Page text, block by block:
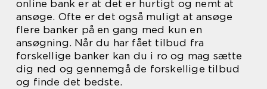
online bank er at det er hurtigt og nemt at
ansøge. Ofte er det også muligt at ansøge
flere banker på en gang med kun en
ansøgning. Når du har fået tilbud fra
forskellige banker kan du i ro og mag sætte
dig ned og gennemgå de forskellige tilbud
og finde det bedste.